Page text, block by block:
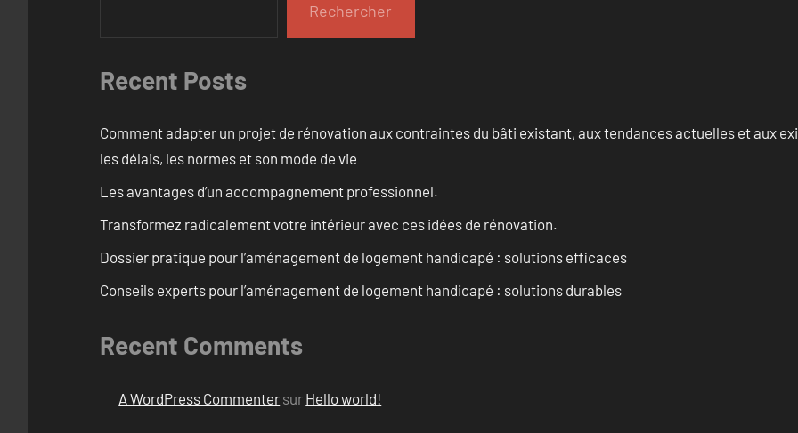
Rechercher
Recent Posts
Comment adapter un projet de rénovation aux contraintes du bâti existant, aux tendances actuelles et aux
les délais, les normes et son mode de vie
Les avantages d’un accompagnement professionnel.
Transformez radicalement votre intérieur avec ces idées de rénovation.
Dossier pratique pour l’aménagement de logement handicapé : solutions efficaces
Conseils experts pour l’aménagement de logement handicapé : solutions durables
Recent Comments
A WordPress Commenter sur Hello world!